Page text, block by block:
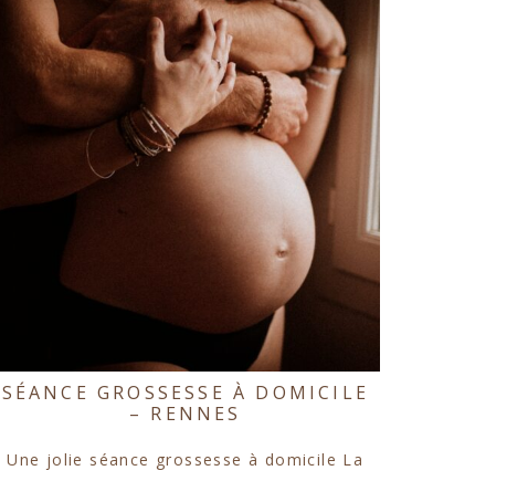
SÉANCE GROSSESSE À DOMICILE
– RENNES
Une jolie séance grossesse à domicile La